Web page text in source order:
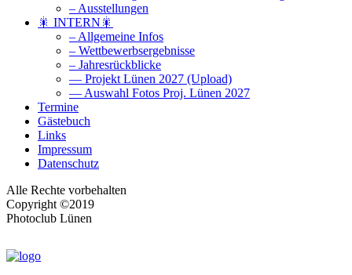
– Ausstellungen
🎇 INTERN🎇
– Allgemeine Infos
– Wettbewerbsergebnisse
– Jahresrückblicke
— Projekt Lünen 2027 (Upload)
— Auswahl Fotos Proj. Lünen 2027
Termine
Gästebuch
Links
Impressum
Datenschutz
Alle Rechte vorbehalten
Copyright ©2019
Photoclub Lünen